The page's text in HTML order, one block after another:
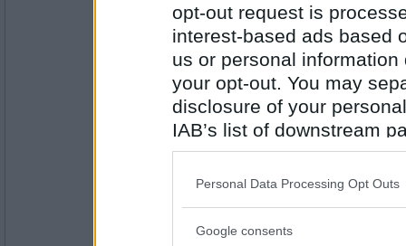
opt-out request is
interest-based ads based
us or personal
your opt-out. You may
disclosure of your
IAB’s list of downstream
also be disclosed by us
Downstream Participants
Please note that this
Personal Data Processing Opt Outs
Google consents
Antal inlägg: 56
3
mistmaster
Antal inlägg: